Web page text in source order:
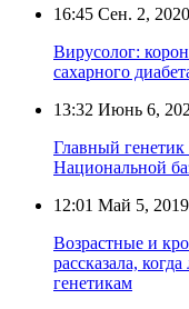
16:45 Сен. 2, 2020
Вирусолог:
сахарного
13:32 Июнь 6,
Главный генетик
Национальной
12:01 Май 5, 2019
Возрастные и
рассказала,
генетикам